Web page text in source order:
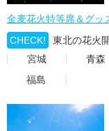
金麦花火特等席＆グッ
CHECK!
東北の花火
宮城
青森
福島